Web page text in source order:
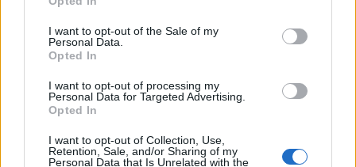
use your data for below specified purposes in below Google
consent section.
I want to opt-out of the Sale of my
Personal Data.
Opted In
I want to opt-out of processing my
Personal Data for Targeted Advertising.
Opted In
I want to opt-out of Collection, Use,
Retention, Sale, and/or Sharing of my
Personal Data that Is Unrelated with the